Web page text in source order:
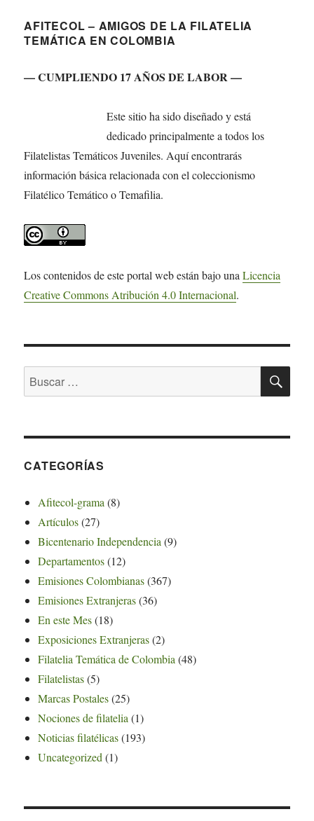
AFITECOL – AMIGOS DE LA FILATELIA
TEMÁTICA EN COLOMBIA
— CUMPLIENDO 17 AÑOS DE LABOR —
Este sitio ha sido diseñado y está
dedicado principalmente a todos los
Filatelistas Temáticos Juveniles. Aquí encontrarás
información básica relacionada con el coleccionismo
Filatélico Temático o Temafilia.
Los contenidos de este portal web están bajo unaLicencia
Creative Commons Atribución 4.0 Internacional.
Buscar
por:
CATEGORÍAS
Afitecol-grama (8)
Artículos(27)
Bicentenario Independencia (9)
Departamentos(12)
Emisiones Colombianas(367)
Emisiones Extranjeras(36)
En este Mes(18)
Exposiciones Extranjeras(2)
Filatelia Temática de Colombia (48)
Filatelistas(5)
Marcas Postales(25)
Nociones de filatelia (1)
Noticias filatélicas(193)
Uncategorized (1)